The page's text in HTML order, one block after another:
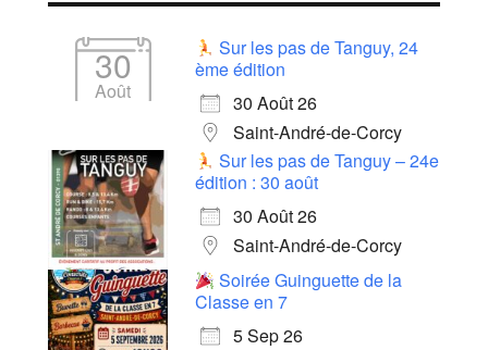
30
Août
Sur les pas de Tanguy, 24
ème édition
30 Août 26
Saint-André-de-Corcy
Sur les pas de Tanguy – 24e
édition : 30 août
30 Août 26
Saint-André-de-Corcy
Soirée Guinguette de la
Classe en 7
5 Sep 26